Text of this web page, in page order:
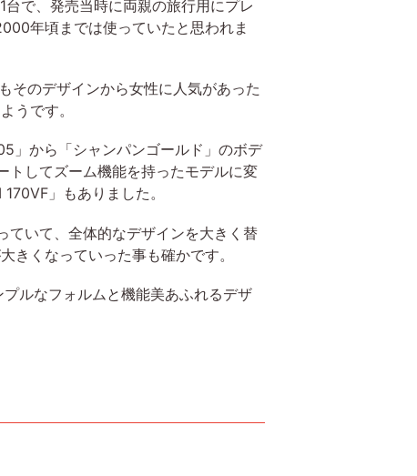
で、発売当時に両親の旅行用にプレ
年頃までは使っていたと思われま
そのデザインから女性に人気があった
うです。
」から「シャンパンゴールド」のボデ
トしてズーム機能を持ったモデルに変
」もありました。
ていて、全体的なデザインを大きく替
きくなっていった事も確かです。
ルなフォルムと機能美あふれるデザ